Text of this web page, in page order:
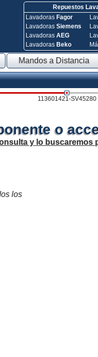
Repuestos
Lavadoras Fagor
Lavadoras Siemens
Lavadoras AEG
Lavadoras Beko
Mandos a Distancia
113601421-SV45280
o
y lo buscaremos
los